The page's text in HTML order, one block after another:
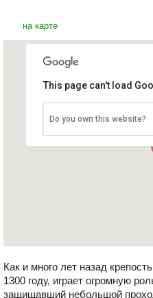
на карте
This page can't load
Do you own this website?
Как и много лет назад
1300 году, играет огромную
защищавший небольшой